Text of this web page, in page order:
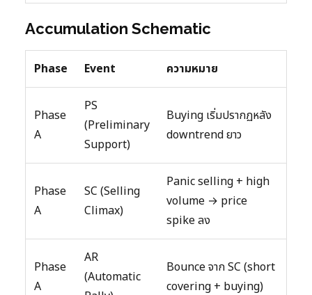
Accumulation Schematic
Phase Event ความหมาย
Phase
A
PS
(Preliminary
Support)
Buying เริ่มปรากฏหลัง
downtrend ยาว
Phase
A
SC (Selling
Climax)
Panic selling + high
volume → price
spike ลง
Phase
A
AR
(Automatic
Bounce จาก SC (short
covering + buying)